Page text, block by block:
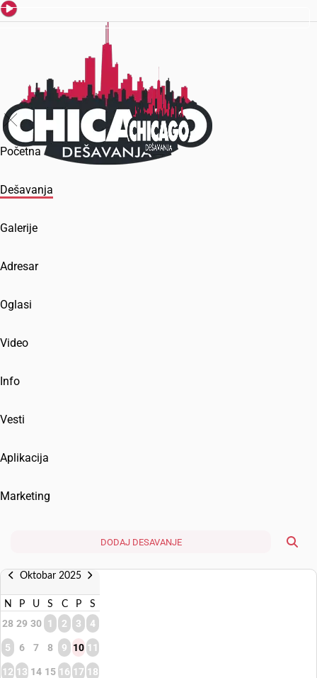
Početna
Dešavanja
Galerije
Adresar
Oglasi
Video
Info
Vesti
Aplikacija
Marketing
DODAJ DESAVANJE
Oktobar 2025
N P U S C P S
28 29 30 1 2 3 4
5 6 7 8 9 10 11
12 13 14 15 16 17 18